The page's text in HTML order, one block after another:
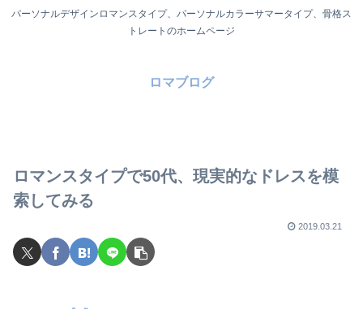
パーソナルデザインロマンスタイプ、パーソナルカラーサマータイプ、骨格ス
トレートのホームページ
ロマブログ
ロマンスタイプで50代、現実的なドレスを模
索してみる
2019.03.21